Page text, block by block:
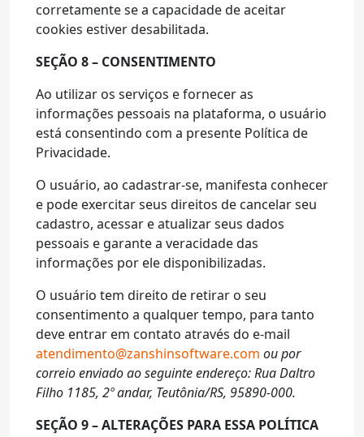
corretamente se a capacidade de aceitar
cookies estiver desabilitada.
SEÇÃO 8 – CONSENTIMENTO
Ao utilizar os serviços e fornecer as
informações pessoais na plataforma, o usuário
está consentindo com a presente Política de
Privacidade.
O usuário, ao cadastrar-se, manifesta conhecer
e pode exercitar seus direitos de cancelar seu
cadastro, acessar e atualizar seus dados
pessoais e garante a veracidade das
informações por ele disponibilizadas.
O usuário tem direito de retirar o seu
consentimento a qualquer tempo, para tanto
deve entrar em contato através do e-mail
atendimento@zanshinsoftware.com ou por
correio enviado ao seguinte endereço: Rua Daltro
Filho 1185, 2º andar, Teutônia/RS, 95890-000.
SEÇÃO 9 – ALTERAÇÕES PARA ESSA POLÍTICA